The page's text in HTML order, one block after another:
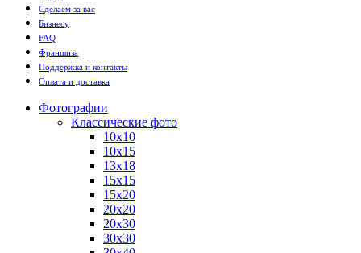
Сделаем за вас
Бизнесу
FAQ
Франшиза
Поддержка и контакты
Оплата и доставка
Фотографии
Классические фото
10х10
10х15
13х18
15х15
15х20
20х20
20х30
30х30